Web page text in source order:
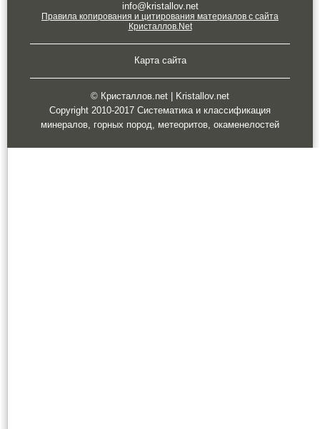
info@kristallov.net
Правила копирования и цитирования материалов с сайта
Кристаллов.Net
Карта сайта
© Кристаллов.net | Kristallov.net
Copyright 2010-2017 Систематика и классификация
минералов, горных пород, метеоритов, окаменелостей